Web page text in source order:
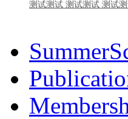
测试测试 测试测试 测试